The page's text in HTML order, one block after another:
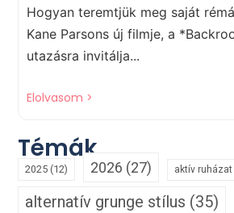
Hogyan teremtjük meg saját
Kane Parsons új filmje, a
utazásra invitálja...
Elolvasom >
Témák
2025 (12) 2026 (27) aktív ruházat
alternatív grunge stílus (35)